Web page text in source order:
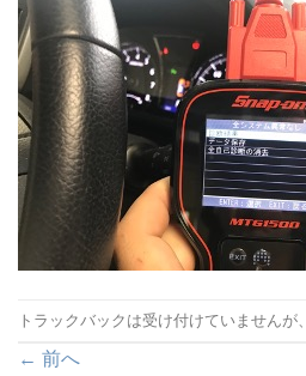
トラックバックは受け付けていませんが、
← 前へ